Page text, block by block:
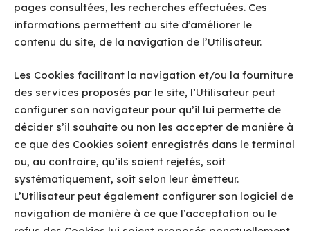
pages consultées, les recherches effectuées. Ces
informations permettent au site d’améliorer le
contenu du site, de la navigation de l’Utilisateur.
Les Cookies facilitant la navigation et/ou la fourniture
des services proposés par le site, l’Utilisateur peut
configurer son navigateur pour qu’il lui permette de
décider s’il souhaite ou non les accepter de manière à
ce que des Cookies soient enregistrés dans le terminal
ou, au contraire, qu’ils soient rejetés, soit
systématiquement, soit selon leur émetteur.
L’Utilisateur peut également configurer son logiciel de
navigation de manière à ce que l’acceptation ou le